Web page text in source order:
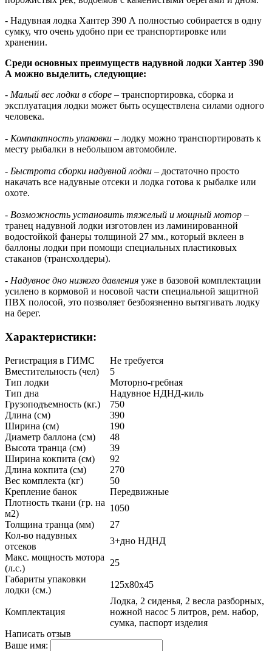
- Надувная лодка Хантер 390 А полностью собирается в одну
сумку, что очень удобно при ее транспортировке или
хранении.
Среди основных преимуществ надувной лодки Хантер 390
А можно выделить, следующие:
- Малый вес лодки в сборе – транспортировка, сборка и
эксплуатация лодки может быть осуществлена силами одного
человека.
- Компактность упаковки – лодку можно транспортировать к
месту рыбалки в небольшом автомобиле.
- Быстрота сборки надувной лодки – достаточно просто
накачать все надувные отсеки и лодка готова к рыбалке или
охоте.
- Возможность установить тяжелый и мощный мотор –
транец надувной лодки изготовлен из ламинированной
водостойкой фанеры толщиной 27 мм., который вклеен в
баллоны лодки при помощи специальных пластиковых
стаканов (трансхолдеры).
- Надувное дно низкого давления уже в базовой комплектации
усилено в кормовой и носовой части специальной защитной
ПВХ полосой, это позволяет безбоязненно вытягивать лодку
на берег.
Характеристики:
Регистрация в ГИМС
Не требуется
Вместительность (чел)
5
Тип лодки
Моторно-гребная
Тип дна
Надувное НДНД-киль
Грузоподъемность (кг.)
750
Длина (см)
390
Ширина (см)
190
Диаметр баллона (см)
48
Высота транца (см)
39
Ширина кокпита (см)
92
Длина кокпита (см)
270
Вес комплекта (кг)
50
Крепление банок
Передвижные
Плотность ткани (гр. на
м2)
1050
Толщина транца (мм)
27
Кол-во надувных
отсеков
3+дно НДНД
Макс. мощность мотора
(л.с.)
25
Габариты упаковки
лодки (см.)
125х80х45
Комплектация
Лодка, 2 сиденья, 2 весла разборных,
ножной насос 5 литров, рем. набор,
сумка, паспорт изделия
Написать отзыв
Ваше имя: